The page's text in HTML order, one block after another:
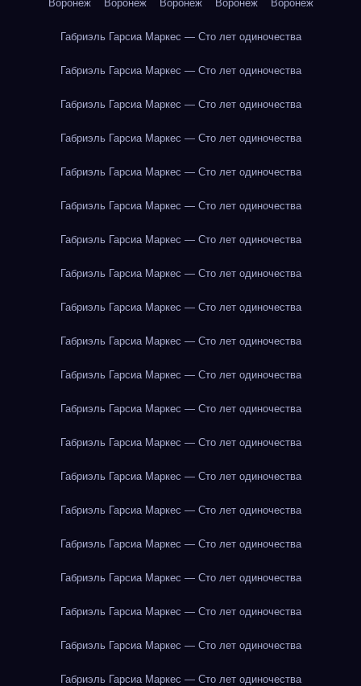
Воронеж Воронеж Воронеж Воронеж Воронеж
Габриэль Гарсиа Маркес — Сто лет одиночества
Габриэль Гарсиа Маркес — Сто лет одиночества
Габриэль Гарсиа Маркес — Сто лет одиночества
Габриэль Гарсиа Маркес — Сто лет одиночества
Габриэль Гарсиа Маркес — Сто лет одиночества
Габриэль Гарсиа Маркес — Сто лет одиночества
Габриэль Гарсиа Маркес — Сто лет одиночества
Габриэль Гарсиа Маркес — Сто лет одиночества
Габриэль Гарсиа Маркес — Сто лет одиночества
Габриэль Гарсиа Маркес — Сто лет одиночества
Габриэль Гарсиа Маркес — Сто лет одиночества
Габриэль Гарсиа Маркес — Сто лет одиночества
Габриэль Гарсиа Маркес — Сто лет одиночества
Габриэль Гарсиа Маркес — Сто лет одиночества
Габриэль Гарсиа Маркес — Сто лет одиночества
Габриэль Гарсиа Маркес — Сто лет одиночества
Габриэль Гарсиа Маркес — Сто лет одиночества
Габриэль Гарсиа Маркес — Сто лет одиночества
Габриэль Гарсиа Маркес — Сто лет одиночества
Габриэль Гарсиа Маркес — Сто лет одиночества